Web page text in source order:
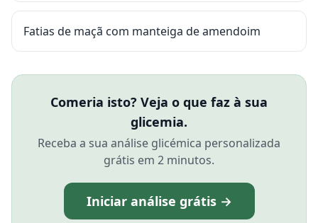
Fatias de maçã com manteiga de amendoim
Comeria isto? Veja o que faz à sua
glicemia.
Receba a sua análise glicémica personalizada
grátis em 2 minutos.
Iniciar análise grátis →